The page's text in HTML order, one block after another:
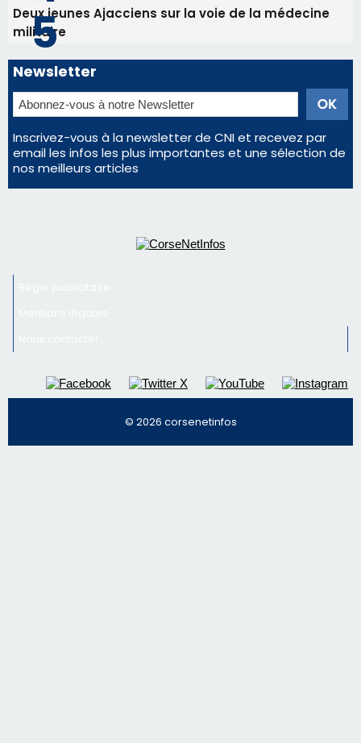
Deux jeunes Ajacciens sur la voie de la médecine
militaire
Newsletter
Inscrivez-vous à la newsletter de CNI et recevez par
email les infos les plus importantes et une sélection de
nos meilleurs articles
© 2026 corsenetinfos